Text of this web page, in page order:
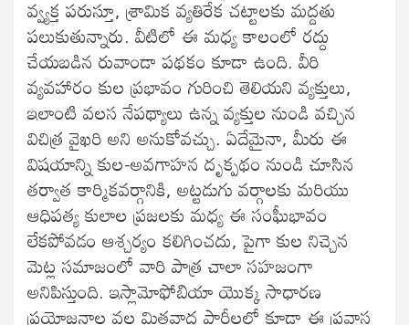
వ్వ్యక్త పరుస్తూ, శ్రామిక వ్యతిరేక చట్టాలకు మద్దతు
పలుకుతున్నారు. వీటిలో ఈ మధ్య కాలంలో రద్దు
చేయబడిన రువాండా పథకం కూడా ఉంది. వీరి
వ్యవహారం కుల ప్రభావం గురించి తెలియని వ్యక్తులు,
ఇలాంటి వలస నేపథ్యాలు ఉన్న వ్యక్తుల నుండి వచ్చిన
విచిత్ర వైఖరి అని అనుకోవచ్చు. ఏదేమైనా, మీరు ఈ
విషయాన్ని కుల-అవగాహన దృక్పథం నుండి చూసిన
తర్వాత కార్మికవర్గానికి, అట్టడుగు వర్గాలకు మరియు
ఆధిపత్య కులాల ప్రజలకు మధ్య ఈ సంఘీభావం
లేకపోవడం ఆశ్చర్యం కలిగించదు, పైగా కుల నిచ్చెన
మెట్ల సమాజంలో వారి పాత్ర చాలా సహజంగా
అనిపిస్తుంది. ఇస్లామోఫోబియా యొక్క సాధారణ
ప్రయోజనాల వల్ల మితవాద పార్టీలలో కూడా ఈ ప్రవాస